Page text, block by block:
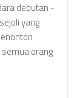
debutan -
yang
orang